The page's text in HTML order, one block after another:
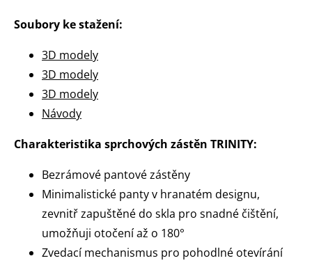
Soubory ke stažení:
3D modely
3D modely
3D modely
Návody
Charakteristika sprchových zástěn TRINITY:
Bezrámové pantové zástěny
Minimalistické panty v hranatém designu,
zevnitř zapuštěné do skla pro snadné čištění,
umožňuji otočení až o 180°
Zvedací mechanismus pro pohodlné otevírání